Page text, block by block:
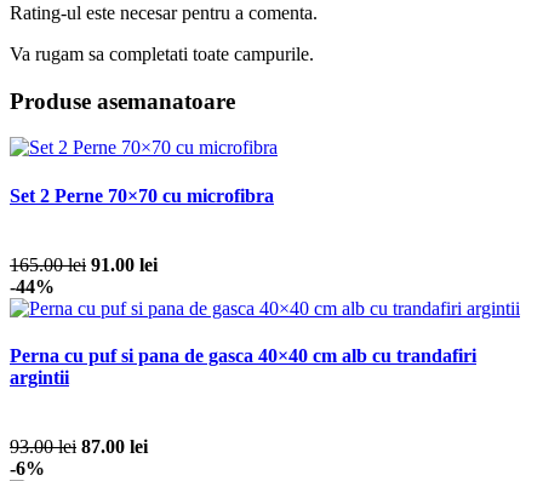
Rating-ul este necesar pentru a comenta.
Va rugam sa completati toate campurile.
Produse asemanatoare
Set 2 Perne 70×70 cu microfibra
165.00 lei 91.00 lei
-44%
Perna cu puf si pana de gasca 40×40 cm alb cu trandafiri
argintii
93.00 lei 87.00 lei
-6%